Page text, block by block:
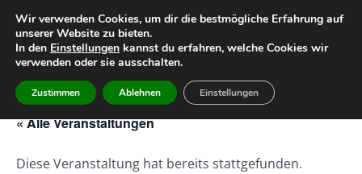
Home Leitbild
Geschichte
« Alle Veranstaltungen
Diese Veranstaltung hat bereits stattgefunden.
Wir verwenden Cookies, um dir die bestmögliche Erfahrung auf
unserer Website zu bieten.
In den Einstellungen kannst du erfahren, welche Cookies wir
verwenden oder sie ausschalten.
Zustimmen Ablehnen Einstellungen